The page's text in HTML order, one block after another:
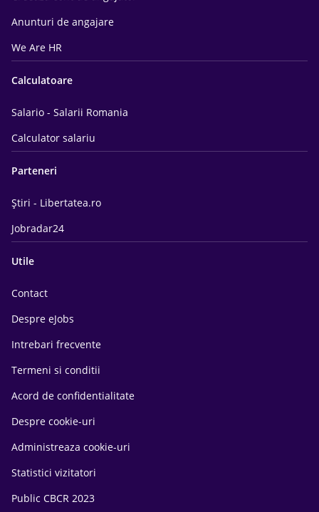
Anunturi de angajare
We Are HR
Calculatoare
Salario - Salarii Romania
Calculator salariu
Parteneri
Știri - Libertatea.ro
Jobradar24
Utile
Contact
Despre eJobs
Intrebari frecvente
Termeni si conditii
Acord de confidentialitate
Despre cookie-uri
Administreaza cookie-uri
Statistici vizitatori
Public CBCR 2023